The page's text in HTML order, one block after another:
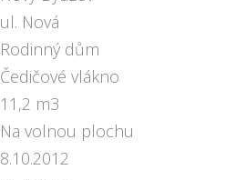
ul. Nová
Rodinný dům
Čedičové vlákno
11,2 m3
Na volnou plochu
8.10.2012